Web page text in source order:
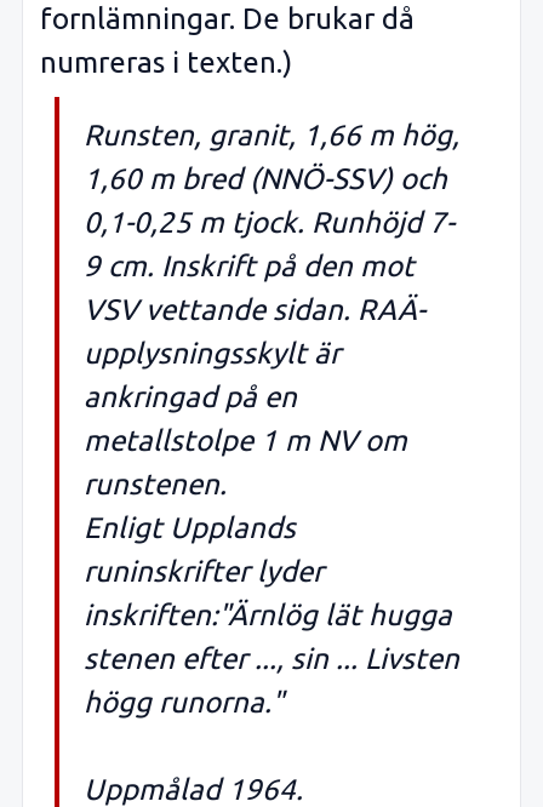
fornlämningar. De brukar då
numreras i texten.)
Runsten, granit, 1,66 m hög,
1,60 m bred (NNÖ-SSV) och
0,1-0,25 m tjock. Runhöjd 7-
9 cm. Inskrift på den mot
VSV vettande sidan. RAÄ-
upplysningsskylt är
ankringad på en
metallstolpe 1 m NV om
runstenen.
Enligt Upplands
runinskrifter lyder
inskriften:"Ärnlög lät hugga
stenen efter ..., sin ... Livsten
högg runorna."
Uppmålad 1964.